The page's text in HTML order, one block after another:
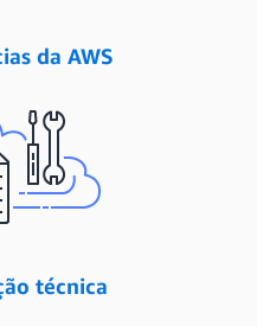
da AWS
técnica